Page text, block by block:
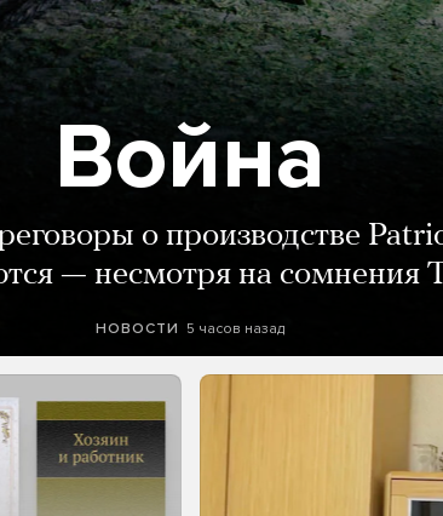
Война
о производстве
— несмотря на сомнения
НОВОСТИ 5 часов назад